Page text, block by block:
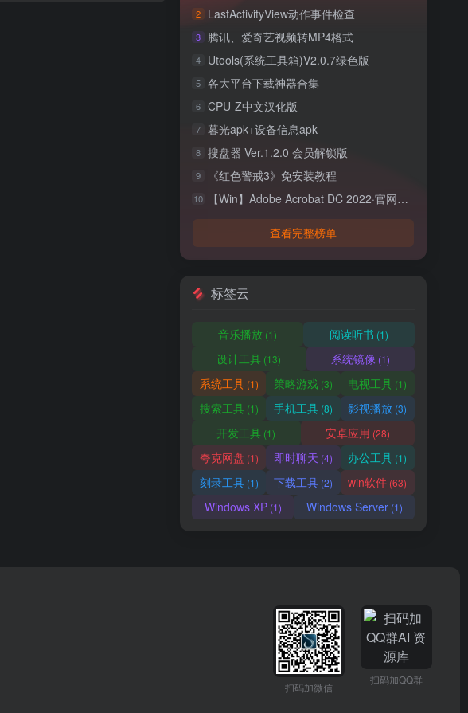
2 LastActivityView动作事件检查
3 腾讯、爱奇艺视频转MP4格式
4 Utools(系统工具箱)V2.0.7绿色版
5 各大平台下载神器合集
6 CPU-Z中文汉化版
7 暮光apk+设备信息apk
8 搜盘器 Ver.1.2.0 会员解锁版
9 《红色警戒3》免安装教程
10 【Win】Adobe Acrobat DC 2022·官网完美破解版
查看完整榜单
标签云
音乐播放 (1) 阅读听书 (1)
设计工具 (13) 系统镜像 (1)
系统工具(1) 策略游戏(3) 电视工具 (1)
搜索工具(1) 手机工具(8) 影视播放 (3)
开发工具 (1) 安卓应用 (28)
夸克网盘 (1) 即时聊天 (4) 办公工具 (1)
刻录工具(1) 下载工具(2) win软件 (63)
Windows XP(1) Windows Server(1)
扫码加微信
扫码加QQ群